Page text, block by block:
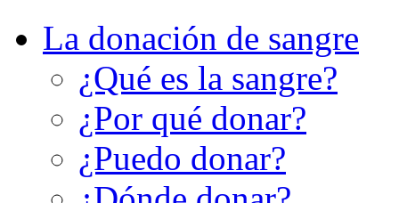
La donación de sangre
¿Qué es la sangre?
¿Por qué donar?
¿Puedo donar?